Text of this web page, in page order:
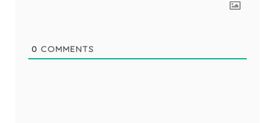
0 COMMENTS